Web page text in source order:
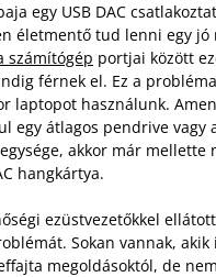
egy USB DAC
életmentő tud lenni egy jó
számítógép portjai között
férnek el. Ez a
laptopot használunk.
egy átlagos pendrive vagy
akkor már mellette
hangkártya.
ezüstvezetőkkel
Sokan vannak, akik
megoldásoktól, de